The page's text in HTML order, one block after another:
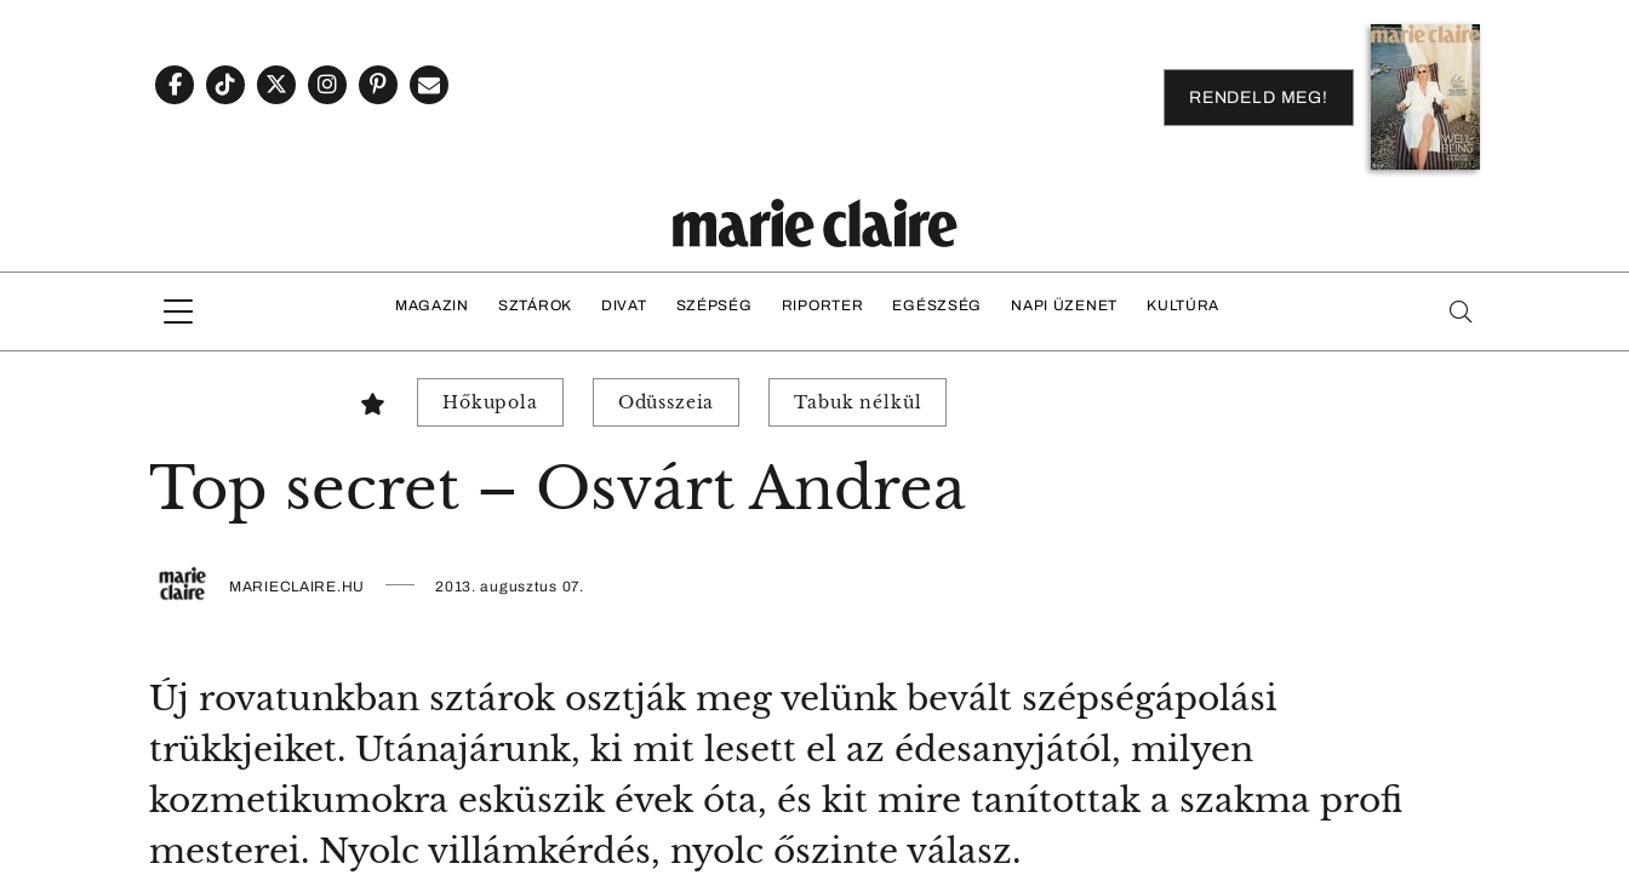
RENDELD MEG!
MAGAZIN SZTÁROK DIVAT SZÉPSÉG RIPORTER EGÉSZSÉG NAPI ÜZENET KULTÚRA
Hőkupola Odüsszeia Tabuk nélkül
Top secret – Osvárt Andrea
MARIECLAIRE.HU 2013. augusztus 07.
Új rovatunkban sztárok osztják meg velünk bevált szépségápolási
trükkjeiket. Utánajárunk, ki mit lesett el az édesanyjától, milyen
kozmetikumokra esküszik évek óta, és kit mire tanítottak a szakma profi
mesterei. Nyolc villámkérdés, nyolc őszinte válasz.